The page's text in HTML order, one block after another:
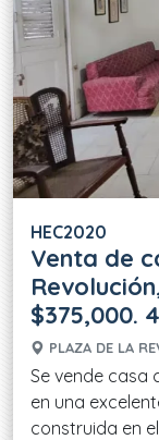
HEC2020
Venta de
$375,000.
PLAZA DE LA
Se vende casa
en una
construida en